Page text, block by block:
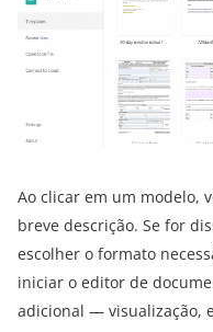
Ao clicar em um modelo,
breve descrição. Se for
escolher o formato
iniciar o editor de
adicional — visualização,